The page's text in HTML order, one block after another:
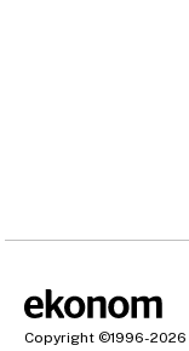
Copyright ©1996-2026